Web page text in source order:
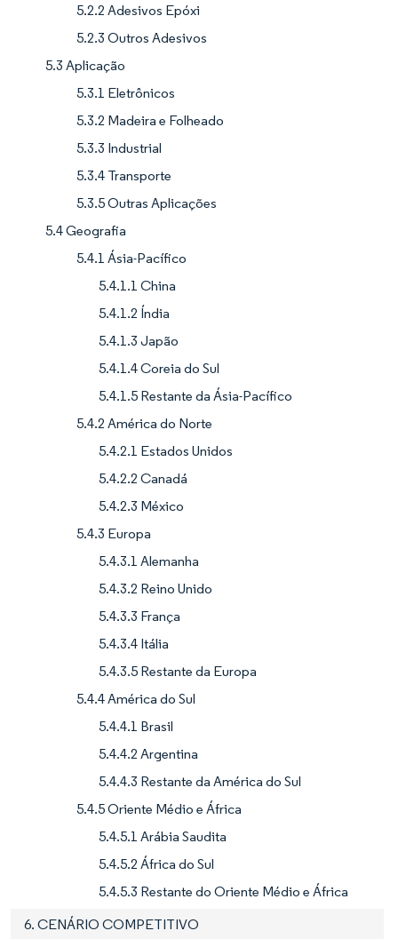
5.2.2 Adesivos Epóxi
5.2.3 Outros Adesivos
5.3 Aplicação
5.3.1 Eletrônicos
5.3.2 Madeira e Folheado
5.3.3 Industrial
5.3.4 Transporte
5.3.5 Outras Aplicações
5.4 Geografia
5.4.1 Ásia-Pacífico
5.4.1.1 China
5.4.1.2 Índia
5.4.1.3 Japão
5.4.1.4 Coreia do Sul
5.4.1.5 Restante da Ásia-Pacífico
5.4.2 América do Norte
5.4.2.1 Estados Unidos
5.4.2.2 Canadá
5.4.2.3 México
5.4.3 Europa
5.4.3.1 Alemanha
5.4.3.2 Reino Unido
5.4.3.3 França
5.4.3.4 Itália
5.4.3.5 Restante da Europa
5.4.4 América do Sul
5.4.4.1 Brasil
5.4.4.2 Argentina
5.4.4.3 Restante da América do Sul
5.4.5 Oriente Médio e África
5.4.5.1 Arábia Saudita
5.4.5.2 África do Sul
5.4.5.3 Restante do Oriente Médio e África
6. CENÁRIO COMPETITIVO